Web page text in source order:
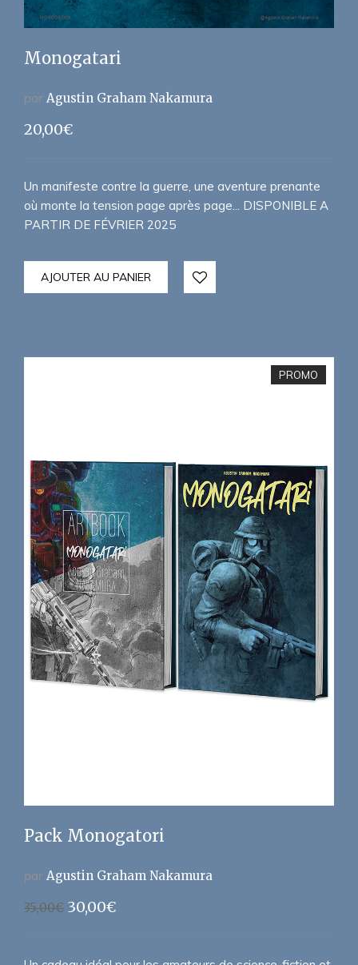
Monogatari
par Agustin Graham Nakamura
20,00€
Un manifeste contre la guerre, une aventure prenante
où monte la tension page après page... DISPONIBLE A
PARTIR DE FÉVRIER 2025
AJOUTER AU PANIER
PROMO
Pack Monogatori
par Agustin Graham Nakamura
35,00€ Le
30,00€Le